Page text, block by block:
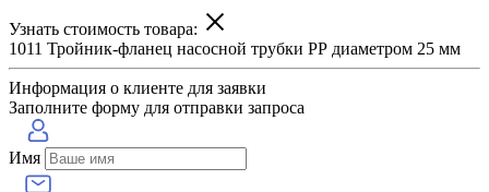
Узнать стоимость товара:
1011 Тройник-фланец насосной трубки РР диаметром 25 мм
Информация о клиенте для заявки
Заполните форму для отправки запроса
Имя